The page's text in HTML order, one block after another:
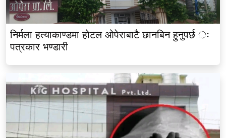
निर्मला हत्याकाण्डमा होटल ओपेराबाटै छानबिन हुनुपर्छ ः
पत्रकार भण्डारी